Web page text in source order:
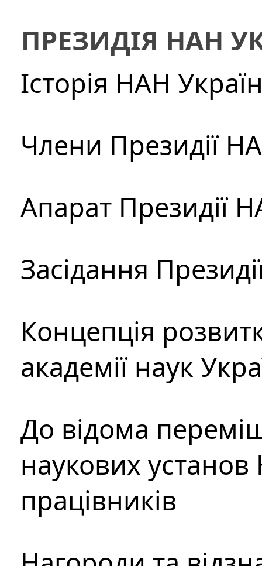
ПРЕЗИДІЯ НАН
Історія НАН
Члени Президії
Апарат Президії
Засідання
Концепція
академії наук
До відома
наукових установ
працівників